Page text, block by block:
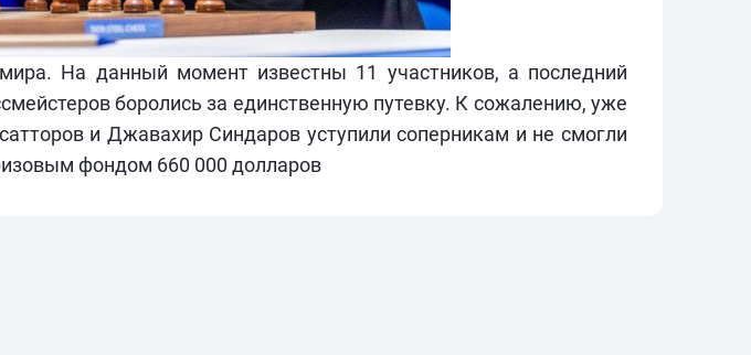
На данный момент известны 11 участников, а последний
боролись за единственную путевку. К сожалению, уже
и Джавахир Синдаров уступили соперникам и не смогли
фондом 660 000 долларов